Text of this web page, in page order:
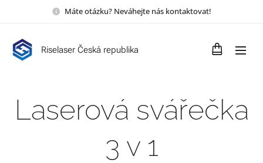
Máte otázku? Neváhejte nás kontaktovat!
Riselaser Česká republika
Laserová svářečka
3 v 1